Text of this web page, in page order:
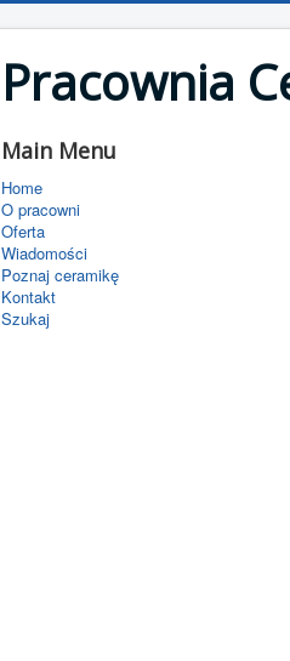
Pracownia
Main Menu
Home
O pracowni
Oferta
Wiadomości
Poznaj ceramikę
Kontakt
Szukaj